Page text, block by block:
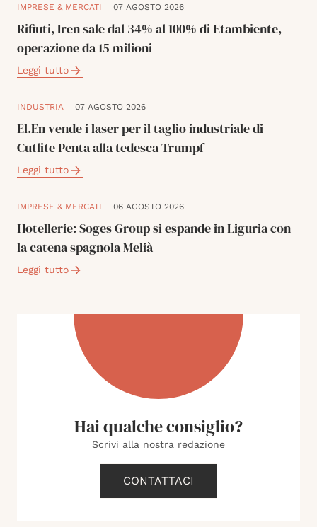
IMPRESE & MERCATI 07 AGOSTO 2026
Rifiuti, Iren sale dal 34% al 100% di Etambiente,
operazione da 15 milioni
Leggi tutto
INDUSTRIA 07 AGOSTO 2026
El.En vende i laser per il taglio industriale di
Cutlite Penta alla tedesca Trumpf
Leggi tutto
IMPRESE & MERCATI 06 AGOSTO 2026
Hotellerie: Soges Group si espande in Liguria con
la catena spagnola Melià
Leggi tutto
Hai qualche consiglio?
Scrivi alla nostra redazione
CONTATTACI